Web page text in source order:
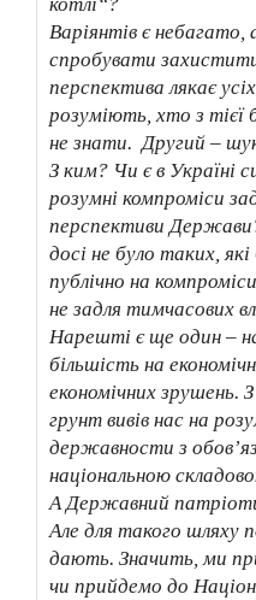
Варіянтів є
спробувати
перспектива лякає
розуміють, хто з тієї
не знати. Другий –
З ким? Чи є в Україні
розумні компроміси
перспективи
досі не було таких,
публічно на
не задля тимчасових
Нарешті є ще один –
більшість на
економічних зрушень.
грунт вивів нас на
державности з
національною
А Державний
Але для такого шляху
дають. Значить, ми
чи прийдемо до